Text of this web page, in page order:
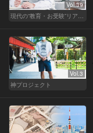
Vol.39
現代の“教育・お受験”リアルドキュメント
Vol.3
神プロジェクト